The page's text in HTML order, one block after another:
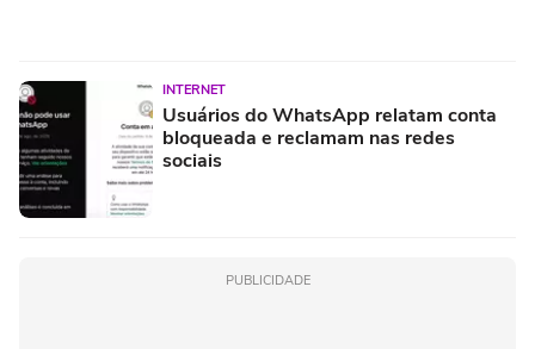
INTERNET
Usuários do WhatsApp relatam conta
bloqueada e reclamam nas redes
sociais
PUBLICIDADE